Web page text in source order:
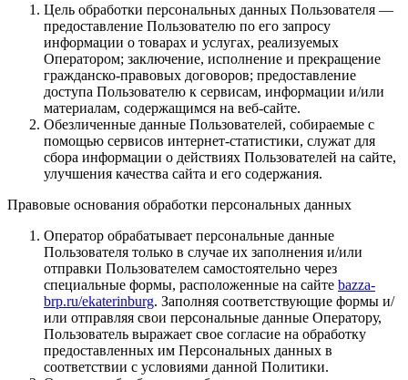
Цель обработки персональных данных Пользователя —
предоставление Пользователю по его запросу
информации о товарах и услугах, реализуемых
Оператором; заключение, исполнение и прекращение
гражданско-правовых договоров; предоставление
доступа Пользователю к сервисам, информации и/или
материалам, содержащимся на веб-сайте.
Обезличенные данные Пользователей, собираемые с
помощью сервисов интернет-статистики, служат для
сбора информации о действиях Пользователей на сайте,
улучшения качества сайта и его содержания.
Правовые основания обработки персональных данных
Оператор обрабатывает персональные данные
Пользователя только в случае их заполнения и/или
отправки Пользователем самостоятельно через
специальные формы, расположенные на сайте bazza-
brp.ru/ekaterinburg. Заполняя соответствующие формы и/
или отправляя свои персональные данные Оператору,
Пользователь выражает свое согласие на обработку
предоставленных им Персональных данных в
соответствии с условиями данной Политики.